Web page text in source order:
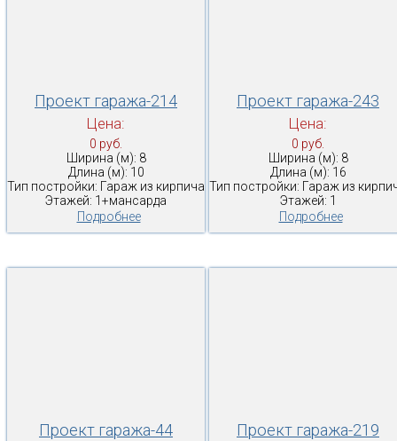
Проект гаража-214
Цена:
0 руб.
Ширина (м): 8
Длина (м): 10
Тип постройки: Гараж из кирпича
Этажей: 1+мансарда
Подробнее
Проект гаража-243
Цена:
0 руб.
Ширина (м): 8
Длина (м): 16
Тип постройки: Гараж из
Этажей: 1
Подробнее
Проект гаража-44 Проект гаража-219